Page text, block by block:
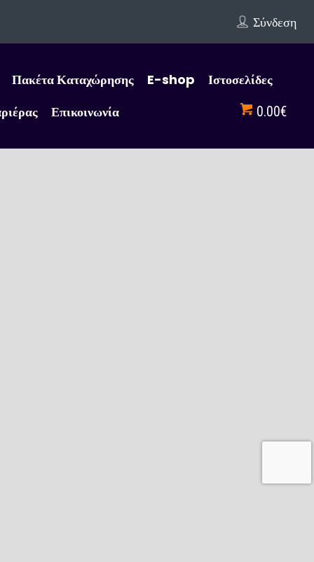
Σύνδεση
Πακέτα Καταχώρησης E-shop
Ιστοσελίδες
Επικοινωνία 0.00€